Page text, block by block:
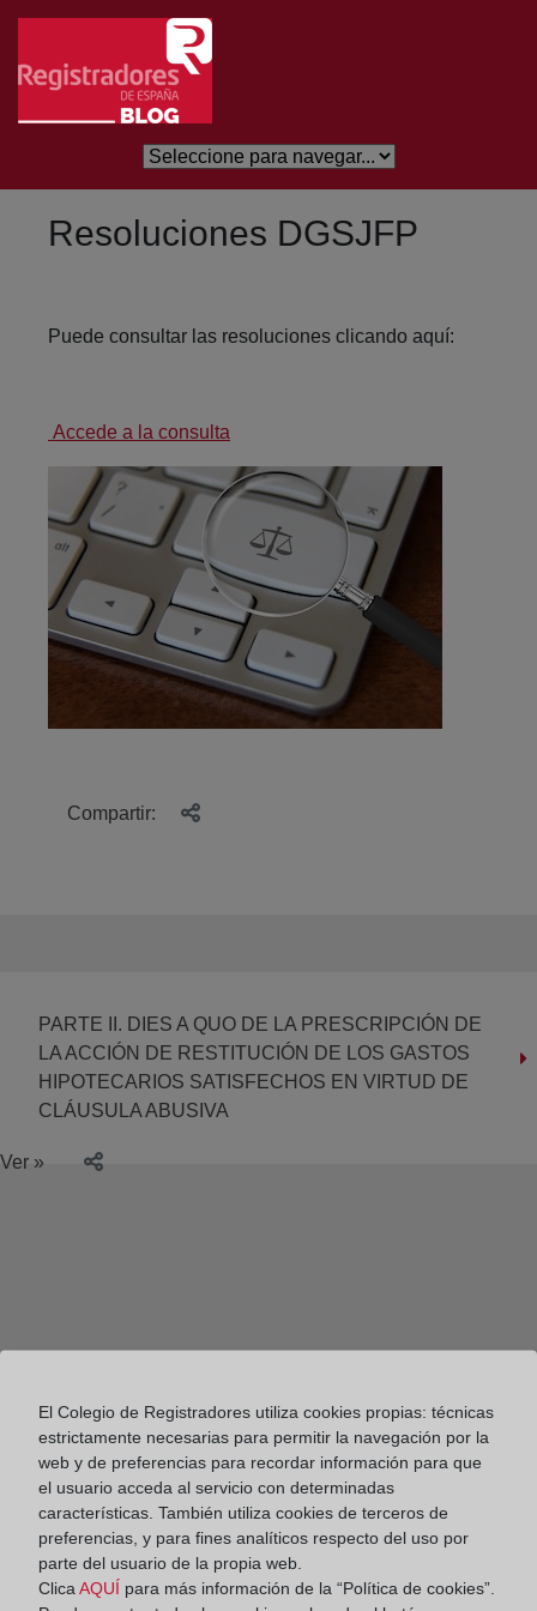
Saltar al contenido principal
Resoluciones DGSJFP
Puede consultar las resoluciones clicando aquí:
Accede a la consulta
Compartir:
PARTE II. DIES A QUO DE LA PRESCRIPCIÓN DE
LA ACCIÓN DE RESTITUCIÓN DE LOS GASTOS
HIPOTECARIOS SATISFECHOS EN VIRTUD DE
CLÁUSULA ABUSIVA
Ver »
Colegio de Registradores
El Colegio de Registradores utiliza cookies propias: técnicas
estrictamente necesarias para permitir la navegación por la
web y de preferencias para recordar información para que
el usuario acceda al servicio con determinadas
características. También utiliza cookies de terceros de
preferencias, y para fines analíticos respecto del uso por
parte del usuario de la propia web.
Clica AQUÍ para más información de la “Política de cookies”.